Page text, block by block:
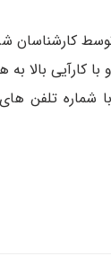
توسط کارشناسان
کارآیی بالا به
شماره تلفن